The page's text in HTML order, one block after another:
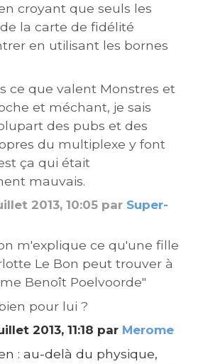
croyant que seuls les
la carte de fidélité
en utilisant les bornes
ce que valent Monstres et
et méchant, je sais
des pubs et des
du multiplexe y font
ça qui était
mauvais.
2013, 10:05 par Super-
m'explique ce qu'une fille
Le Bon peut trouver à
Benoît Poelvoorde"
pour lui ?
2013, 11:18 par Merome
: au-delà du physique,